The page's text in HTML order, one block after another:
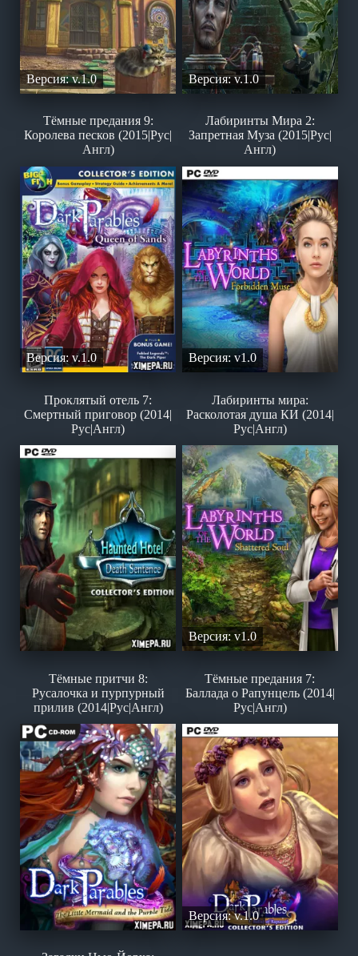
Версия: v.1.0 Версия: v.1.0
Тёмные предания 9:
Королева песков (2015|Рус|
Англ)
Версия: v.1.0
Лабиринты Мира 2:
Запретная Муза (2015|Рус|
Англ)
Версия: v1.0
Проклятый отель 7:
Смертный приговор (2014|
Рус|Англ)
Лабиринты мира:
Расколотая душа КИ (2014|
Рус|Англ)
Версия: v1.0
Тёмные притчи 8:
Русалочка и пурпурный
прилив (2014|Рус|Англ)
Тёмные предания 7:
Баллада о Рапунцель (2014|
Рус|Англ)
Версия: v.1.0